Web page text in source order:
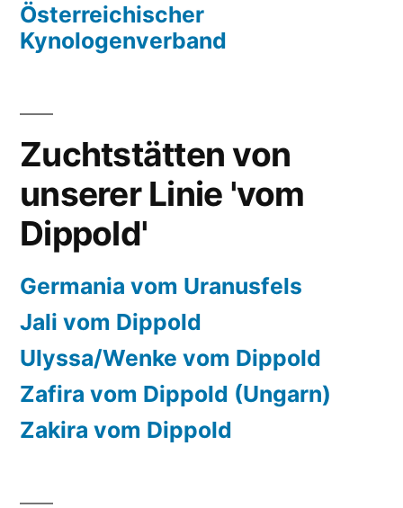
Österreichischer
Kynologenverband
Zuchtstätten von
unserer Linie 'vom
Dippold'
Germania vom Uranusfels
Jali vom Dippold
Ulyssa/Wenke vom Dippold
Zafira vom Dippold (Ungarn)
Zakira vom Dippold